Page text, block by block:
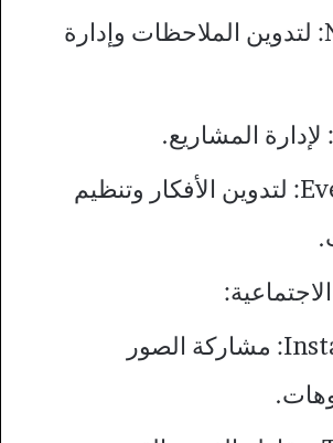
Notion: لتدوين الملاحظات وإدارة
Evernote: لتدوين الأفكار وتنظيم
Instagram: مشاركة الصور